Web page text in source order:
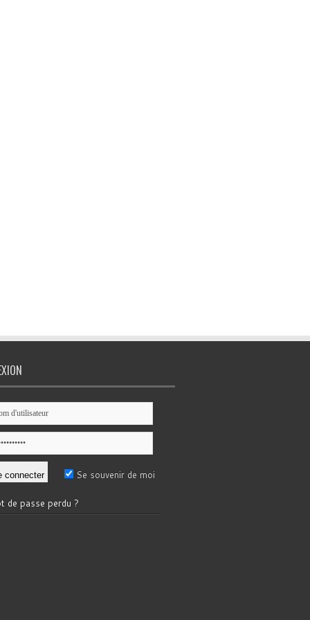
Se souvenir de moi
de passe perdu ?